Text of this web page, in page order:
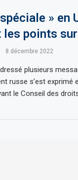
» en
les points
8 décembre 2022
plusieurs
russe s’est exprimé
le Conseil des